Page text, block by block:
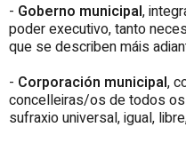
- Goberno municipal,
poder executivo, tanto
que se describen máis
- Corporación municipal,
concelleiras/os de todos
sufraxio universal, igual,